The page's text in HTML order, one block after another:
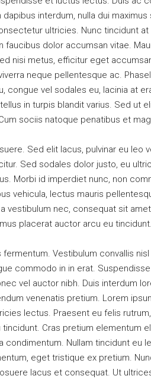
interdum, nulla dui
ultricies. Nunc tincidunt
faucibus dolor accumsan vitae.
nisi metus, efficitur eget
neque pellentesque ac.
congue vel sodales eu, lacinia at
in turpis blandit varius. Sed ut
sociis natoque penatibus et
Sed elit lacus, pulvinar eu leo
Sed sodales dolor justo, eu
Morbi id imperdiet nunc, non
vehicula, lectus mauris
vestibulum nec, consequat sit
placerat auctor arcu eu
Vestibulum convallis
commodo in in erat.
vel auctor nibh. Duis interdum
venenatis pretium. Lorem
lectus. Praesent eu felis
Cras pretium elementum
condimentum. Nullam tincidunt eu
eget tristique ex pretium.
lacus et consequat. Ut